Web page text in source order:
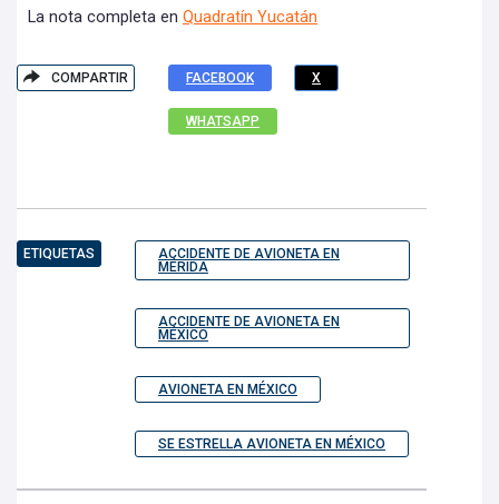
La nota completa en Quadratín Yucatán
COMPARTIR FACEBOOK X
WHATSAPP
ETIQUETAS
ACCIDENTE DE AVIONETA EN
MÉRIDA
ACCIDENTE DE AVIONETA EN
MÉXICO
AVIONETA EN MÉXICO
SE ESTRELLA AVIONETA EN MÉXICO